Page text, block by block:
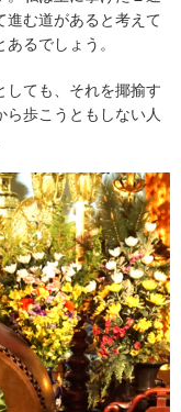
進む道があると考えて
るでしょう。
しても、それを揶揄す
歩こうともしない人